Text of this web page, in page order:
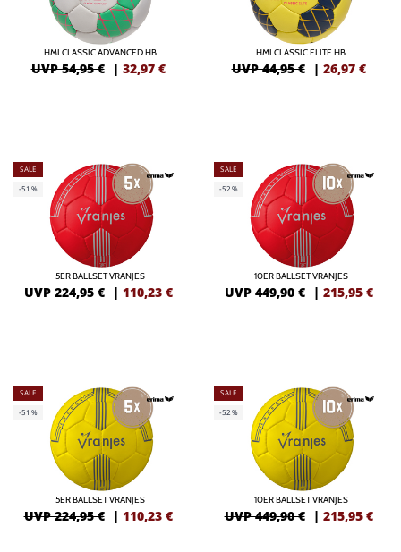
HMLCLASSIC ADVANCED HB
UVP 54,95 € | 32,97 €
HMLCLASSIC ELITE HB
UVP 44,95 € | 26,97 €
SALE
-51%
5ER BALLSET VRANJES
UVP 224,95 € | 110,23 €
SALE
-52%
10ER BALLSET VRANJES
UVP 449,90 € | 215,95 €
SALE
-51%
5ER BALLSET VRANJES
UVP 224,95 € | 110,23 €
SALE
-52%
10ER BALLSET VRANJES
UVP 449,90 € | 215,95 €